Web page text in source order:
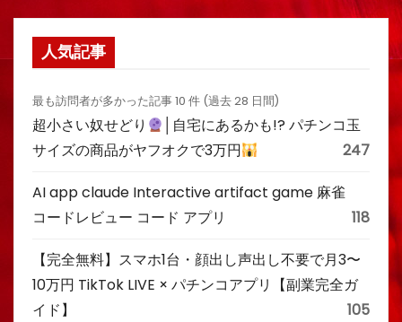
人気記事
最も訪問者が多かった記事 10 件 (過去 28 日間)
超小さい奴せどり
│自宅にあるかも!? パチンコ玉
サイズの商品がヤフオクで3万円
247
AI app claude Interactive artifact game 麻雀
コードレビュー コード アプリ
118
【完全無料】スマホ1台・顔出し声出し不要で月3〜
10万円 TikTok LIVE × パチンコアプリ【副業完全ガ
イド】
105